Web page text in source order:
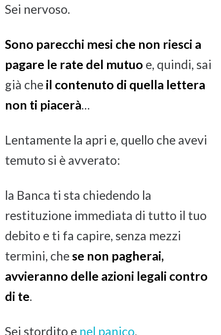
Sei nervoso.
Sono parecchi mesi che non riesci a
pagare le rate del mutuo e, quindi, sai
già che il contenuto di quella lettera
non ti piacerà…
Lentamente la apri e, quello che avevi
temuto si è avverato:
la Banca ti sta chiedendo la
restituzione immediata di tutto il tuo
debito e ti fa capire, senza mezzi
termini, chese non pagherai,
avvieranno delle azioni legali contro
di te.
Sei stordito e nel panico.